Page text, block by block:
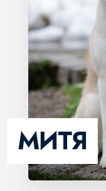
МИТЯ